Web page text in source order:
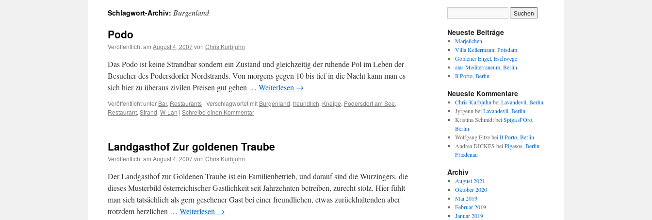
Schlagwort-Archiv: Burgenland
Podo
Veröffentlicht am August 4, 2007von Chris Kurbjuhn
Das Podo ist keine Strandbar sondern ein Zustand und gleichzeitig der ruhende Pol im Leben der
Besucher des Podersdorfer Nordstrands. Von morgens gegen 10 bis tief in die Nacht kann man es
sich hier zu überaus zivilen Preisen gut gehen … Weiterlesen →
Veröffentlicht unter Bar, Restaurants | Verschlagwortet mit Burgenland, freundlich, Kneipe, Podersdorf am See,
Restaurant, Strand, W-Lan | Schreibe einen Kommentar
Landgasthof Zur goldenen Traube
Veröffentlicht am August 4, 2007von Chris Kurbjuhn
Der Landgasthof zur Goldenen Traube ist ein Familienbetrieb, und darauf sind die Wurzingers, die
dieses Musterbild österreichischer Gastlichkeit seit Jahrzehnten betreiben, zurecht stolz. Hier fühlt
man sich tatsächlich als gern gesehener Gast bei einer freundlichen, etwas zurückhaltenden aber
trotzdem herzlichen … Weiterlesen →
Neueste Beiträge
Marjellchen
Villa Kellermann, Potsdam
Goldener Engel, Eschwege
alas Mediterraneum, Berlin
Il Porto, Berlin
Neueste Kommentare
Chris Kurbjuhn bei Lavandevil, Berlin
Jyrgenn bei Lavandevil, Berlin
Kristina Schmidtbei Spiga d’Oro,
Berlin
Wolfgang Eitzebei Il Porto, Berlin
Andrea DICKES bei Pigasos, Berlin-
Friedenau
Archiv
August 2021
Oktober 2020
Mai 2019
Februar 2019
Januar 2019